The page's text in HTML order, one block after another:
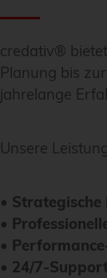
credativ®
Planung bis
jahrelange
Unsere
• Strategische
•
•
• 24/7-